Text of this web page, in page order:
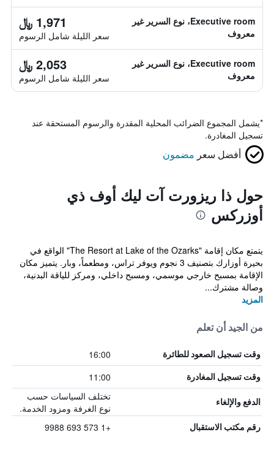
Executive room، نوع السرير غير
معروف
1,971 ﷼
سعر الليلة شامل الرسوم
Executive room، نوع السرير غير
معروف
2,053 ﷼
سعر الليلة شامل الرسوم
*يشمل المجموع الضرائب المحلية المقدرة والرسوم المستحقة عند
تسجيل المغادرة.
أفضل سعر مضمون
حول ذا ريزورت آت ليك أوف ذي
أوزركس
يتمتع مكان إقامة "The Resort at Lake of the Ozarks" الواقع في
بحيرة أوزارك بتصنيف 3 نجوم ويوفر تراس، ومطعماً، وبار. يتميز مكان
الإقامة بمسبح خارجي موسمي، ومسبح داخلي، ومركز للياقة البدنية،
وصالة مشترك...
المزيد
من الجيد أن تعلم
وقت تسجيل الصعود للطائرة 16:00
وقت تسجيل المغادرة 11:00
الدفع والإلغاء
تختلف السياسات حسب
نوع الغرفة ومزود الخدمة.
رقم مكتب الاستقبال +1 573 693 9988